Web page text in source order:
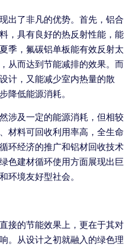
出了非凡的优势。首先，铝合
，具有良好的热反射性能，能
季，氟碳铝单板能有效反射太
从而达到节能减排的效果。而
计，又能减少室内热量的散
降低能源消耗。
涉及一定的能源消耗，但相较
材料可回收利用率高，全生命
环经济的推广和铝材回收技术
色建材循环使用方面展现出巨
环境友好型社会。
接的节能效果上，更在于其对
。从设计之初就融入的绿色理